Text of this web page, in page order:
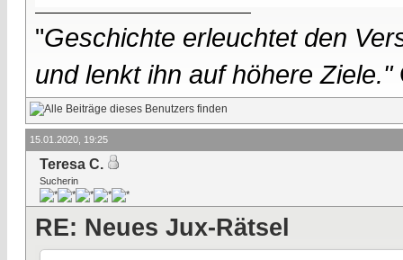
"Geschichte erleuchtet den
und lenkt ihn auf höhere Ziele."
15.01.2020, 19:25
Teresa C.
Sucherin
RE: Neues Jux-Rätsel